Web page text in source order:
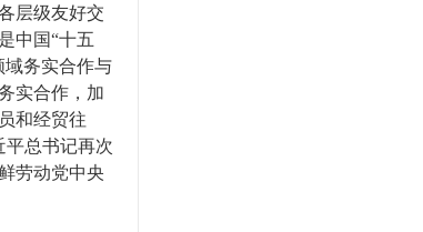
层级友好交
中国“十五
域务实合作与
实合作，加
和经贸往
平总书记再次
劳动党中央